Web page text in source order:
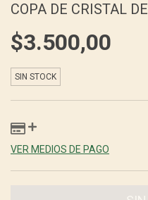
COPA DE CRISTAL
$3.500,00
SIN STOCK
VER MEDIOS DE PAGO